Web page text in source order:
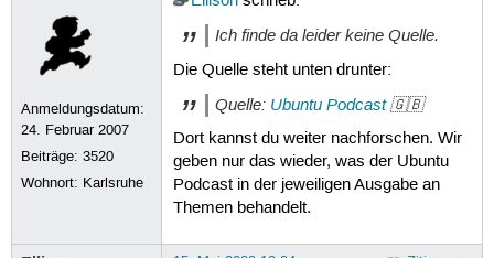
Anmeldungsdatum:
24. Februar 2007
Beiträge:3520
Wohnort: Karlsruhe
Ich finde da leider keine Quelle.
Die Quelle steht unten drunter:
Quelle: Ubuntu Podcast🇬🇧
Dort kannst du weiter nachforschen. Wir
geben nur das wieder, was der Ubuntu
Podcast in der jeweiligen Ausgabe an
Themen behandelt.